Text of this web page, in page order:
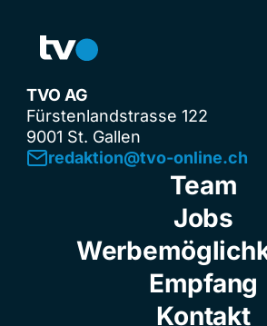
TVO AG
Fürstenlandstrasse 122
9001 St. Gallen
redaktion@tvo-online.ch
Team
Jobs
Empfang
Kontakt